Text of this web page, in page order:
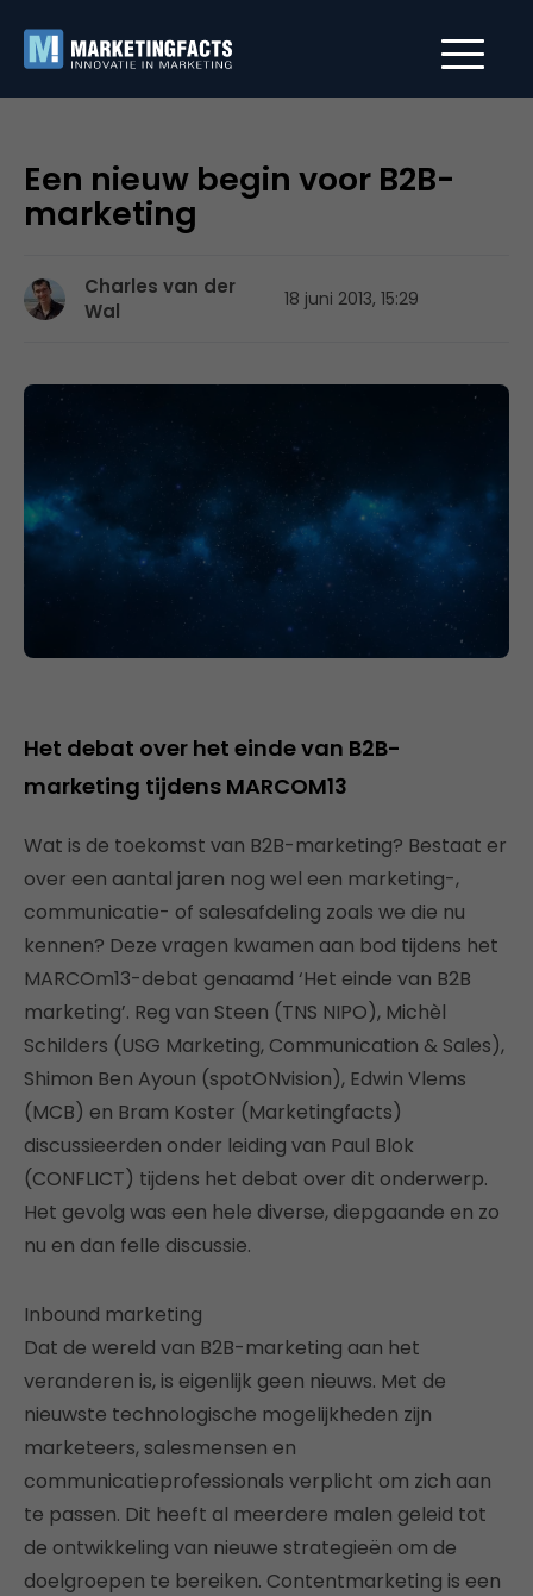
Een nieuw begin voor B2B-
marketing
Charles van der
Wal
18 juni 2013, 15:29
Het debat over het einde van B2B-
marketing tijdens MARCOM13
Wat is de toekomst van B2B-marketing? Bestaat er
over een aantal jaren nog wel een marketing-,
communicatie- of salesafdeling zoals we die nu
kennen? Deze vragen kwamen aan bod tijdens het
MARCOm13-debat genaamd ‘Het einde van B2B
marketing’. Reg van Steen (TNS NIPO), Michèl
Schilders (USG Marketing, Communication & Sales),
Shimon Ben Ayoun (spotONvision), Edwin Vlems
(MCB) en Bram Koster (Marketingfacts)
discussieerden onder leiding van Paul Blok
(CONFLICT) tijdens het debat over dit onderwerp.
Het gevolg was een hele diverse, diepgaande en zo
nu en dan felle discussie.
Inbound marketing
Dat de wereld van B2B-marketing aan het
veranderen is, is eigenlijk geen nieuws. Met de
nieuwste technologische mogelijkheden zijn
marketeers, salesmensen en
communicatieprofessionals verplicht om zich aan
te passen. Dit heeft al meerdere malen geleid tot
de ontwikkeling van nieuwe strategieën om de
doelgroepen te bereiken. Contentmarketing is een